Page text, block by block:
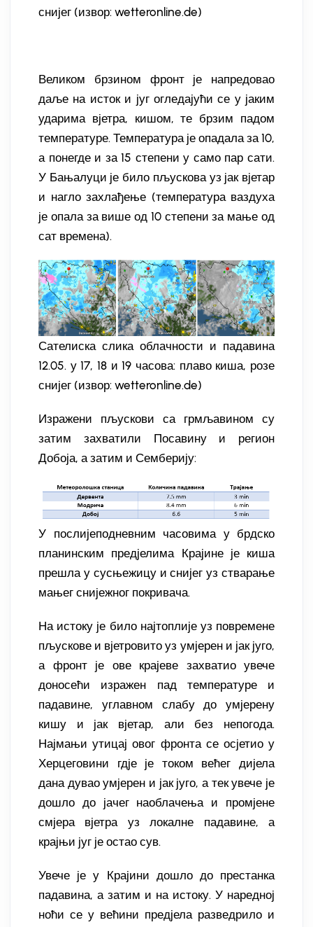
снијег (извор: wetteronline.de)
Великом брзином фронт је напредовао
даље на исток и југ огледајући се у јаким
ударима вјетра, кишом, те брзим падом
температуре. Температура је опадала за 10,
а понегде и за 15 степени у само пар сати.
У Бањалуци је било пљускова уз јак вјетар
и нагло захлађење (температура ваздуха
је опала за више од 10 степени за мање од
сат времена).
Сателиска слика облачности и падавина
12.05. у 17, 18 и 19 часова: плаво киша, розе
снијег (извор: wetteronline.de)
Изражени пљускови са грмљавином су
затим захватили Посавину и регион
Добоја, а затим и Семберију:
У послијеподневним часовима у брдско
планинским предјелима Крајине је киша
прешла у сусњежицу и снијег уз стварање
мањег снијежног покривача.
На истоку је било најтоплије уз повремене
пљускове и вјетровито уз умјерен и јак југо,
а фронт је ове крајеве захватио увече
доносећи изражен пад температуре и
падавине, углавном слабу до умјерену
кишу и јак вјетар, али без непогода.
Најмањи утицај овог фронта се осјетио у
Херцеговини гдје је током већег дијела
дана дувао умјерен и јак југо, а тек увече је
дошло до јачег наоблачења и промјене
смјера вјетра уз локалне падавине, а
крајњи југ је остао сув.
Увече је у Крајини дошло до престанка
падавина, а затим и на истоку. У наредној
ноћи се у већини предјела разведрило и